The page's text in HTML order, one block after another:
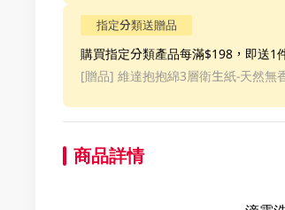
指定分類送贈品
購買指定分類產品每滿$198，即送1
[贈品] 維達抱抱綿3層衛生紙-天然無
商品詳情